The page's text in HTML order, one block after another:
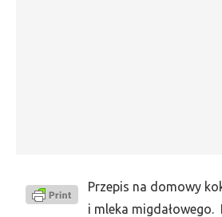
Przepis na domowy
i mleka migdałowego.